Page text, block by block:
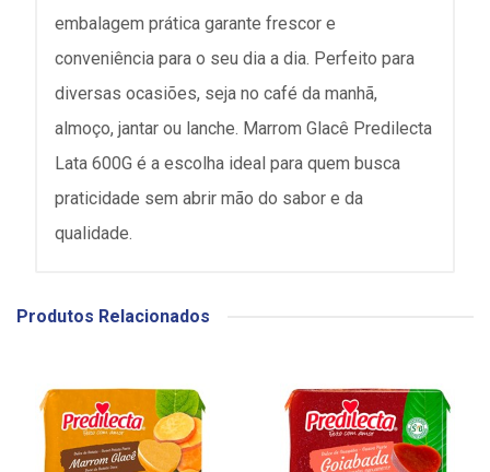
embalagem prática garante frescor e
conveniência para o seu dia a dia. Perfeito para
diversas ocasiões, seja no café da manhã,
almoço, jantar ou lanche. Marrom Glacê Predilecta
Lata 600G é a escolha ideal para quem busca
praticidade sem abrir mão do sabor e da
qualidade.
Produtos Relacionados